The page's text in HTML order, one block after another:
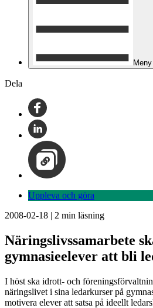
Meny
Dela
Uppleva och göra
2008-02-18 | 2 min läsning
Näringslivssamarbete
gymnasieelever att bli
I höst ska idrott- och
näringslivet i sina ledarkurser på
motivera elever att satsa på ideellt